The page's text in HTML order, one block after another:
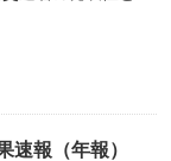
速報（年報）